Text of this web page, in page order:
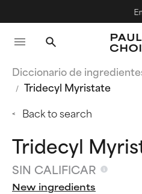
Diccionario de
Tridecyl Myristate
Back to search
Tridecyl
SIN CALIFICAR
New ingredients